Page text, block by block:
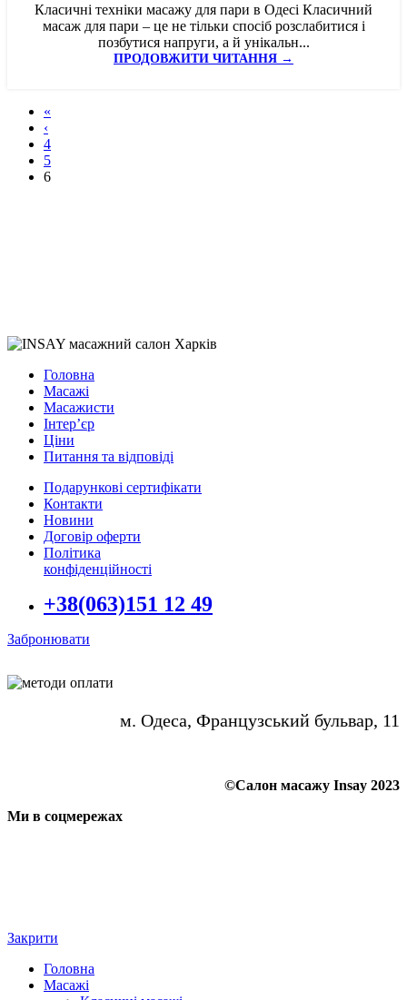
Класичні техніки масажу для пари в Одесі Класичний
масаж для пари – це не тільки спосіб розслабитися і
позбутися напруги, а й унікальн...
ПРОДОВЖИТИ ЧИТАННЯ →
«
‹
4
5
6
Головна
Масажі
Масажисти
Інтер’єр
Ціни
Питання та відповіді
Подарункові сертифікати
Контакти
Новини
Договір оферти
Політика
конфіденційності
+38(063)151 12 49
Забронювати
м. Одеса, Французський бульвар, 11
©Салон масажу Insay 2023
Ми в соцмережах
Закрити
Головна
Масажі